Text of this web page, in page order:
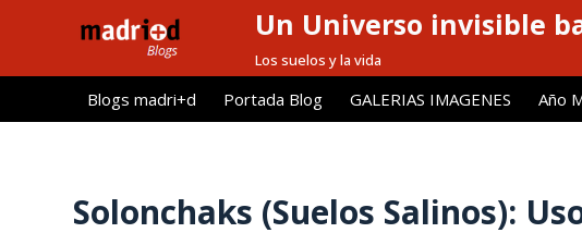
l
Un Universo invisible
Los suelos y la vida
Blogs madri+d Portada Blog GALERIAS IMAGENES Año
Solonchaks (Suelos Salinos):